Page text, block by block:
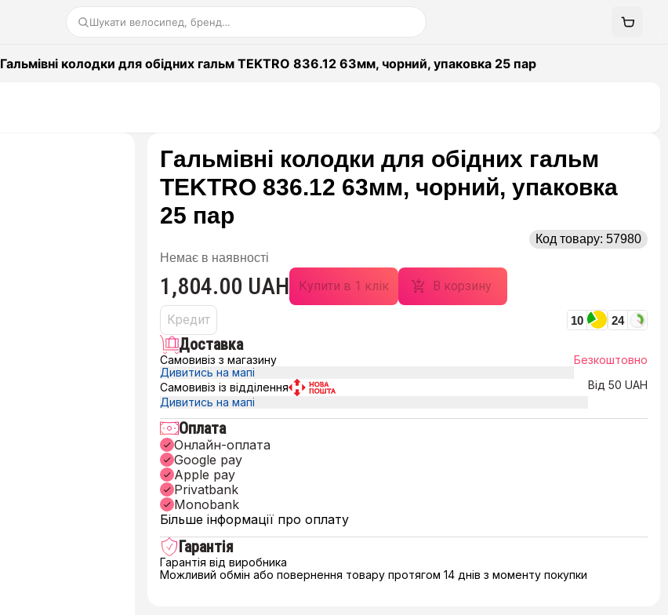
Шукати велосипед, бренд…
Гальмівні колодки для обідних гальм TEKTRO 836.12 63мм, чорний, упаковка 25 пар
Гальмівні колодки для обідних гальм
TEKTRO 836.12 63мм, чорний, упаковка
25 пар
Код товару: 57980
Немає в наявності
1,804.00 UAH Купити в 1 клік В корзину
Кредит 10 24
Доставка
Самовивіз з магазину
Дивитись на мапі
Безкоштовно
Самовивіз із відділення
Дивитись на мапі
Від 50 UAH
Оплата
Онлайн-оплата
Google pay
Apple pay
Privatbank
Monobank
Більше інформації про оплату
Гарантія
Гарантія від виробника
Можливий обмін або повернення товару протягом 14 днів з моменту покупки